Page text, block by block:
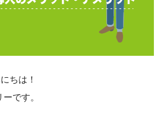
ちは！
です。